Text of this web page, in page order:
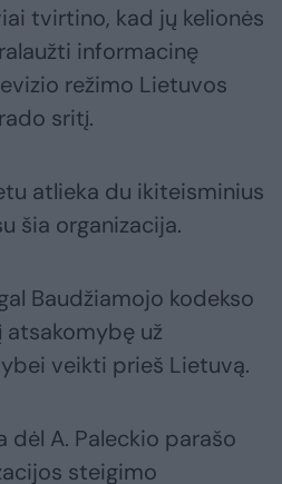
tvirtino, kad jų kelionės
informacinę
režimo Lietuvos
sritį.
atlieka du ikiteisminius
šia organizacija.
Baudžiamojo kodekso
už
veikti prieš Lietuvą.
A. Paleckio parašo
steigimo